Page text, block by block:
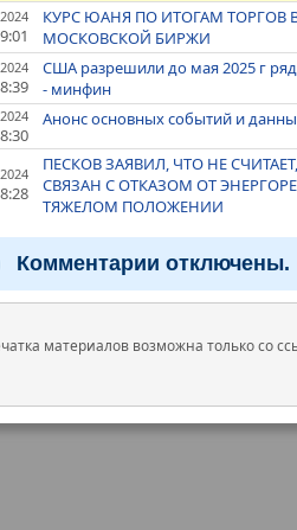
КУРС ЮАНЯ ПО ИТОГАМ ТОРГОВ
МОСКОВСКОЙ БИРЖИ
США разрешили до мая 2025 г
- минфин
Анонс основных событий и
ПЕСКОВ ЗАЯВИЛ, ЧТО НЕ
СВЯЗАН С ОТКАЗОМ ОТ
ТЯЖЕЛОМ ПОЛОЖЕНИИ
Комментарии отключены.
материалов возможна только со